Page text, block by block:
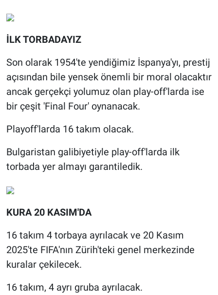
İLK TORBADAYIZ
Son olarak 1954'te yendiğimiz İspanya'yı, prestij
açısından bile yensek önemli bir moral olacaktır
ancak gerçekçi yolumuz olan play-off'larda ise
bir çeşit 'Final Four' oynanacak.
Playoff'larda 16 takım olacak.
Bulgaristan galibiyetiyle play-off'larda ilk
torbada yer almayı garantiledik.
KURA 20 KASIM'DA
16 takım 4 torbaya ayrılacak ve 20 Kasım
2025'te FIFA'nın Zürih'teki genel merkezinde
kuralar çekilecek.
16 takım, 4 ayrı gruba ayrılacak.